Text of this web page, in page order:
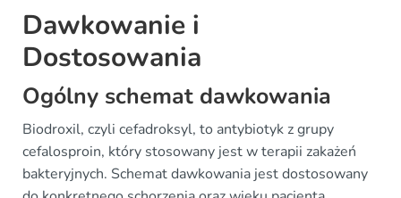
Dawkowanie i
Dostosowania
Ogólny schemat dawkowania
Biodroxil, czyli cefadroksyl, to antybiotyk z grupy
cefalosproin, który stosowany jest w terapii zakażeń
bakteryjnych. Schemat dawkowania jest dostosowany